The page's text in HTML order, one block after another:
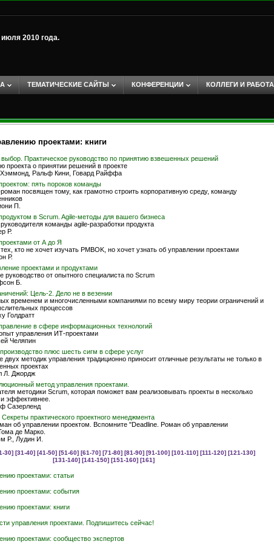
июля 2010 года.
ТЕМАТИЧЕСКИЕ САЙТЫ КОНФЕРЕНЦИИ КОЛЛЕГИ И РАБОТА
проектами: книги
Практическое руководство по принятию взвешенных решений
проекта о принятии решений в проекте
Ральф Кини, Говард Райффа
пять пороков команды
посвящен тому, как грамотно строить корпоративную среду, команду
П.
в Scrum. Agile-методы для вашего бизнеса
команды agile-разработки продукта
Р.
от А до Я
кто не хочет изучать PMBOK, но хочет узнать об управлении проектами
Р.
проектами и продуктами
руководство от опытного специалиста по Scrum
Б.
Цель-2. Дело не в везении
временем и многочисленными компаниями по всему миру теории ограничений и
процессов
Голдратт
в сфере информационных технологий
управления ИТ-проектами
Челяпин
плюс шесть сигм в сфере услуг
двух методик управления традиционно приносит отличные результаты не только в
проектах
Л. Джордж
метод управления проектами.
методики Scrum, которая поможет вам реализовывать проекты в несколько
эффективнее.
Сазерленд
Секреты практического проектного менеджмента
об управлении проектом. Вспомните "Deadline. Роман об управлении
де Марко.
Р., Лудин И.
30] [31-40] [41-50] [51-60] [61-70] [71-80] [81-90] [91-100] [101-110] [111-120] [121-130]
[131-140] [141-150] [151-160] [161]
проектами: статьи
проектами: события
проектами: книги
управления проектами. Подпишитесь сейчас!
проектами: сообщество экспертов